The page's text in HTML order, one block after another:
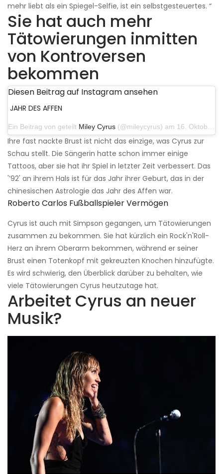
mehr liebt als ein Spiegel-Selfie, ist ein selbstgesteuertes. “
Sie hat auch mehr
Tätowierungen inmitten
von Kontroversen
bekommen
Diesen Beitrag auf Instagram ansehen
JAHR DES AFFEN
Ein Beitrag von geteilt Miley Cyrus (@mileycyrus) am 16. Oktober 2019 um 19:04 Uhr PDT
Ihre fast nackte Brust ist nicht das einzige, was Cyrus zur
Schau stellt. Die Sängerin hatte schon immer einige
Tattoos, aber sie hat ihr Spiel in letzter Zeit verbessert. Das
'’92' an ihrem Hals ist für das Jahr ihrer Geburt, das in der
chinesischen Astrologie das Jahr des Affen war.
Roberto Carlos Fußballspieler Vermögen
Cyrus ist auch mit Simpson gegangen, um Tätowierungen
zusammen zu bekommen. Sie hat kürzlich ein Rock'n'Roll-
Herz an ihrem Oberarm bekommen, während er seiner
Brust einen Totenkopf mit gekreuzten Knochen hinzufügte.
Es wird schwierig, den Überblick darüber zu behalten, wie
viele Tätowierungen Cyrus heutzutage hat.
Arbeitet Cyrus an neuer
Musik?